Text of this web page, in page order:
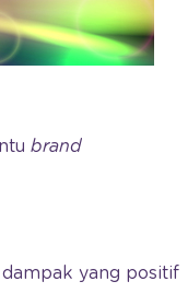
brand
yang positif